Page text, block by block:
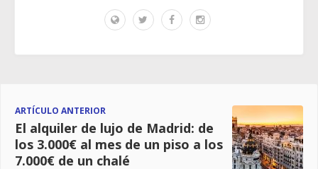
ARTÍCULO ANTERIOR
El alquiler de lujo de Madrid: de
los 3.000€ al mes de un piso a los
7.000€ de un chalé